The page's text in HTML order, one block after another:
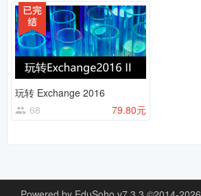
玩转 Exchange 2016
68
79.80元